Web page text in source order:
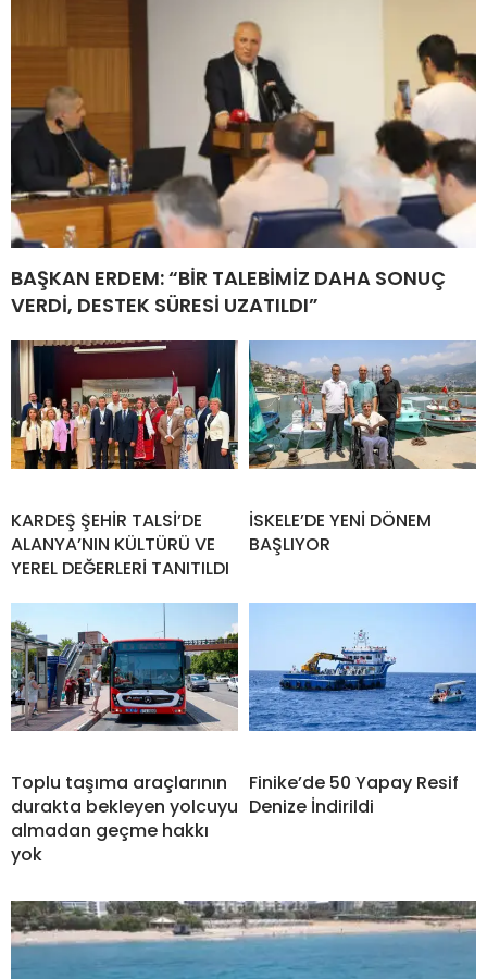
BAŞKAN ERDEM: “BİR TALEBİMİZ DAHA SONUÇ
VERDİ, DESTEK SÜRESİ UZATILDI”
KARDEŞ ŞEHİR TALSİ’DE
ALANYA’NIN KÜLTÜRÜ VE
YEREL DEĞERLERİ TANITILDI
İSKELE’DE YENİ DÖNEM
BAŞLIYOR
Toplu taşıma araçlarının
durakta bekleyen yolcuyu
almadan geçme hakkı
yok
Finike’de 50 Yapay Resif
Denize İndirildi